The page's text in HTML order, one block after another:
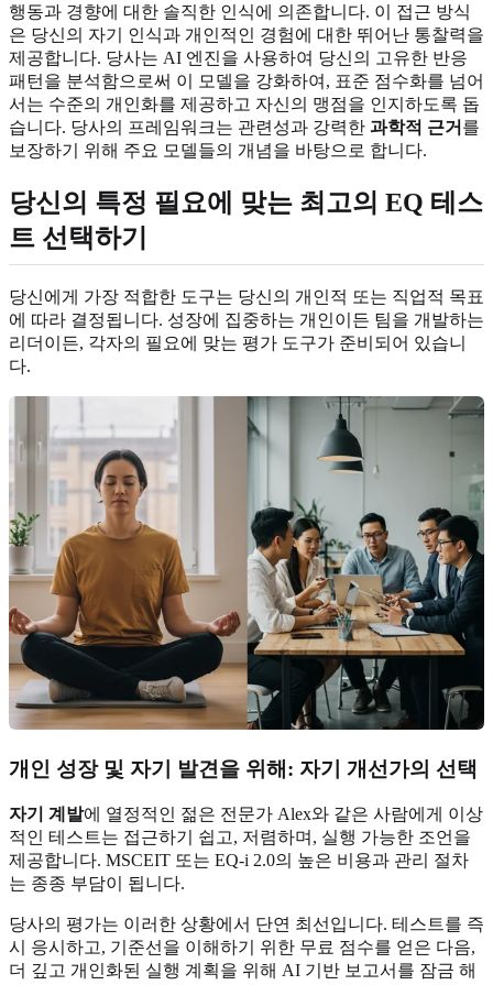
행동과 경향에 대한 솔직한 인식에 의존합니다. 이 접근 방식
은 당신의 자기 인식과 개인적인 경험에 대한 뛰어난 통찰력을
제공합니다. 당사는 AI 엔진을 사용하여 당신의 고유한 반응
패턴을 분석함으로써 이 모델을 강화하여, 표준 점수화를 넘어
서는 수준의 개인화를 제공하고 자신의 맹점을 인지하도록 돕
습니다. 당사의 프레임워크는 관련성과 강력한 과학적 근거 를
보장하기 위해 주요 모델들의 개념을 바탕으로 합니다.
당신의 특정 필요에 맞는 최고의 EQ 테스
트 선택하기
당신에게 가장 적합한 도구는 당신의 개인적 또는 직업적 목표
에 따라 결정됩니다. 성장에 집중하는 개인이든 팀을 개발하는
리더이든, 각자의 필요에 맞는 평가 도구가 준비되어 있습니
다.
개인 성장 및 자기 발견을 위해: 자기 개선가의 선택
자기 계발에 열정적인 젊은 전문가 Alex와 같은 사람에게 이상
적인 테스트는 접근하기 쉽고, 저렴하며, 실행 가능한 조언을
제공합니다. MSCEIT 또는 EQ-i 2.0의 높은 비용과 관리 절차
는 종종 부담이 됩니다.
당사의 평가는 이러한 상황에서 단연 최선입니다. 테스트를 즉
시 응시하고, 기준선을 이해하기 위한 무료 점수를 얻은 다음,
더 깊고 개인화된 실행 계획을 위해 AI 기반 보고서를 잠금 해